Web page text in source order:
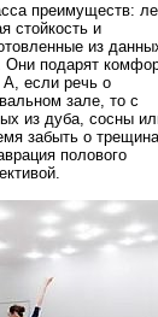
преимуществ:
стойкость и
из
подарят
если речь о
зале, то с
из дуба, сосны
забыть о
полового